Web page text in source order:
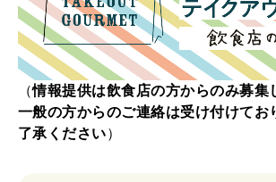
（情報提供は飲食店の方からのみ募集
一般の方からのご連絡は受け付けてお
了承ください）